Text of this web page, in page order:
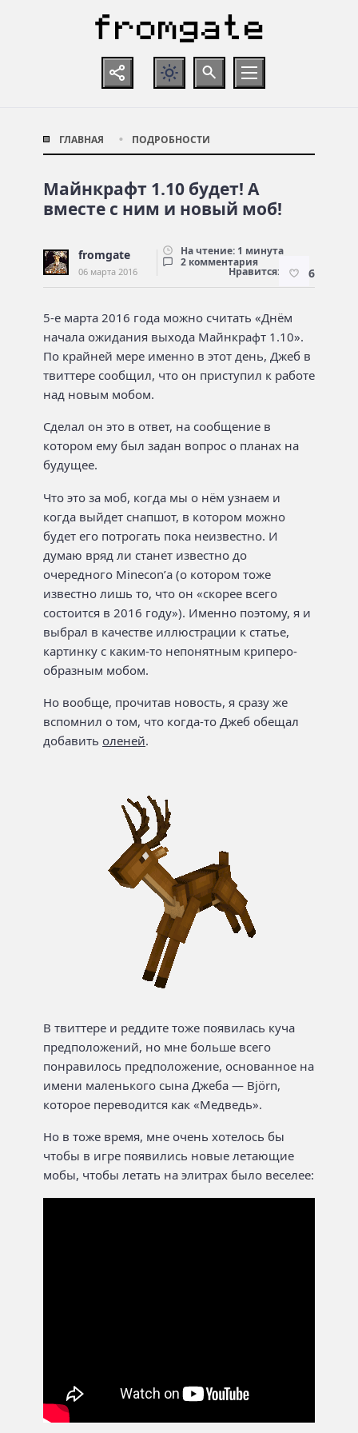
ГЛАВНАЯ ПОДРОБНОСТИ
Майнкрафт 1.10 будет! А
вместе с ним и новый моб!
fromgate
06 марта 2016
На чтение: 1 минута
2 комментария
Нравится: 6
5-е марта 2016 года можно считать «Днём
начала ожидания выхода Майнкрафт 1.10».
По крайней мере именно в этот день, Джеб в
твиттере сообщил, что он приступил к работе
над новым мобом.
Сделал он это в ответ, на сообщение в
котором ему был задан вопрос о планах на
будущее.
Что это за моб, когда мы о нём узнаем и
когда выйдет снапшот, в котором можно
будет его потрогать пока неизвестно. И
думаю вряд ли станет известно до
очередного Minecon’а (о котором тоже
известно лишь то, что он «скорее всего
состоится в 2016 году»). Именно поэтому, я и
выбрал в качестве иллюстрации к статье,
картинку с каким-то непонятным криперо-
образным мобом.
Но вообще, прочитав новость, я сразу же
вспомнил о том, что когда-то Джеб обещал
добавить оленей.
В твиттере и реддите тоже появилась куча
предположений, но мне больше всего
понравилось предположение, основанное на
имени маленького сына Джеба — Björn,
которое переводится как «Медведь».
Но в тоже время, мне очень хотелось бы
чтобы в игре появились новые летающие
мобы, чтобы летать на элитрах было веселее: